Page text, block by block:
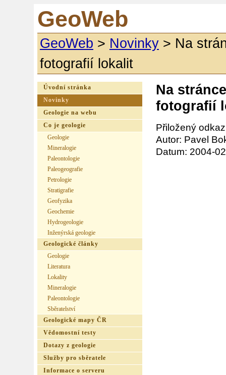
GeoWeb
GeoWeb > Novinky > Na
fotografií lokalit
Na
fotografií
Přiložený
Autor: Pavel
Datum: 2004-
Úvodní stránka
Novinky
Geologie na webu
Co je geologie
Geologie
Mineralogie
Paleontologie
Paleogeografie
Petrologie
Stratigrafie
Geofyzika
Geochemie
Hydrogeologie
Inženýrská geologie
Geologické články
Geologie
Literatura
Lokality
Mineralogie
Paleontologie
Sběratelství
Geologické mapy ČR
Vědomostní testy
Dotazy z geologie
Služby pro sběratele
Informace o serveru